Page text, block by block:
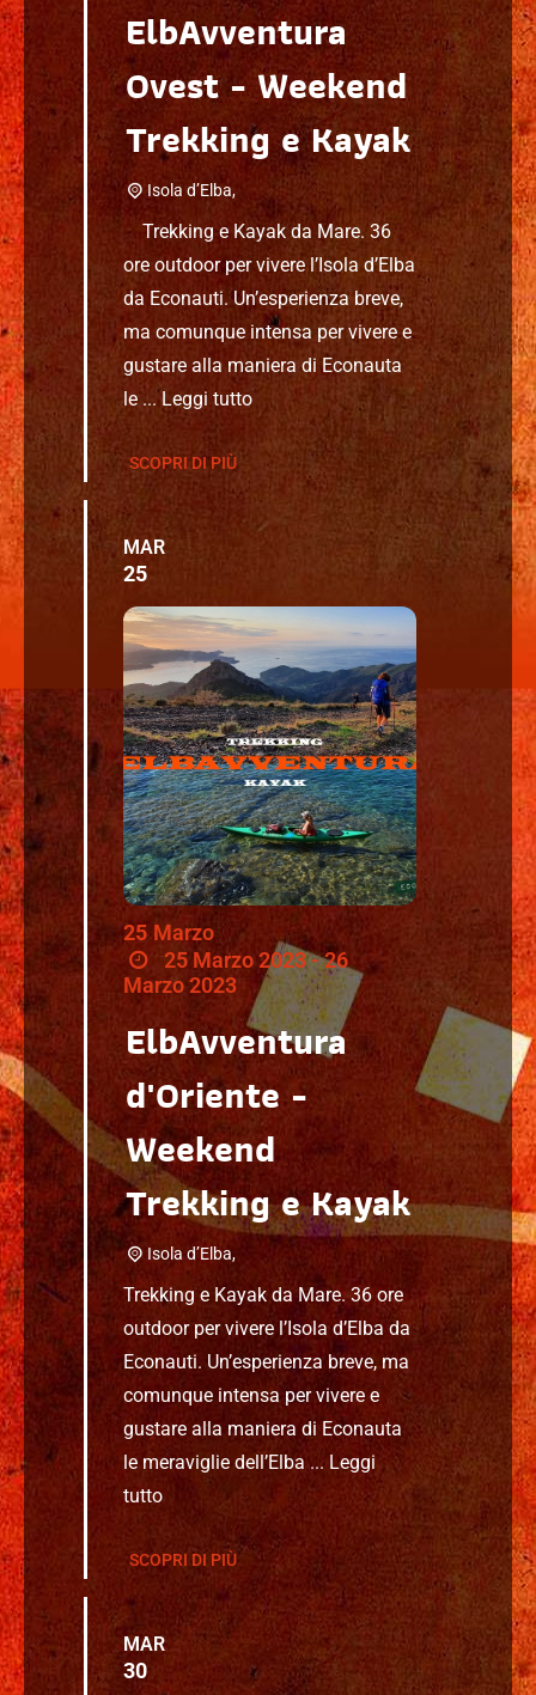
ElbAvventura
Ovest - Weekend
Trekking e Kayak
Isola d’Elba,
Trekking e Kayak da Mare. 36
ore outdoor per vivere l’Isola d’Elba
da Econauti. Un’esperienza breve,
ma comunque intensa per vivere e
gustare alla maniera di Econauta
le ...Leggi tutto
SCOPRI DI PIÙ
MAR
25
25 Marzo
25 Marzo 2023 - 26
Marzo 2023
ElbAvventura
d'Oriente -
Weekend
Trekking e Kayak
Isola d’Elba,
Trekking e Kayak da Mare. 36 ore
outdoor per vivere l’Isola d’Elba da
Econauti. Un’esperienza breve, ma
comunque intensa per vivere e
gustare alla maniera di Econauta
le meraviglie dell’Elba ... Leggi
tutto
SCOPRI DI PIÙ
MAR
30